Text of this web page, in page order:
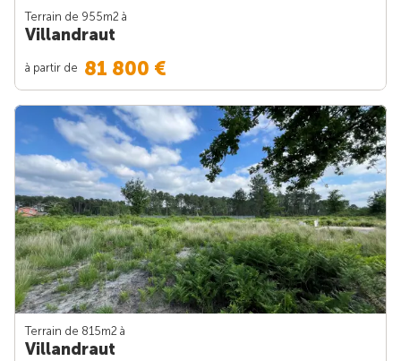
Terrain de 955m2 à
Villandraut
à partir de 81 800 €
Terrain de 815m2 à
Villandraut